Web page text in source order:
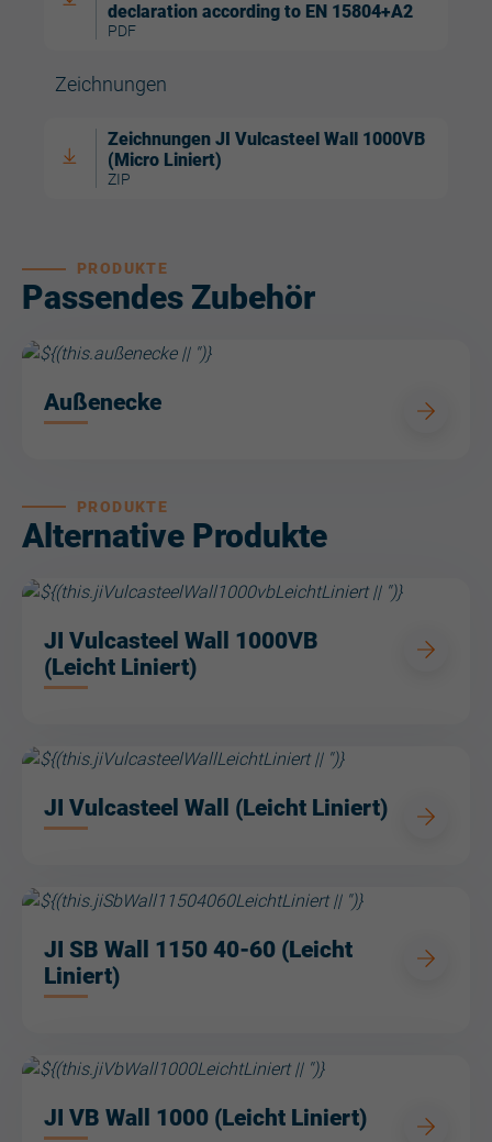
declaration according to EN 15804+A2
PDF
Zeichnungen
Zeichnungen JI Vulcasteel Wall 1000VB
(Micro Liniert)
ZIP
Passendes Zubehör
PRODUKTE
Außenecke
Alternative Produkte
PRODUKTE
JI Vulcasteel Wall 1000VB
(Leicht Liniert)
JI Vulcasteel Wall (Leicht Liniert)
JI SB Wall 1150 40-60 (Leicht
Liniert)
JI VB Wall 1000 (Leicht Liniert)